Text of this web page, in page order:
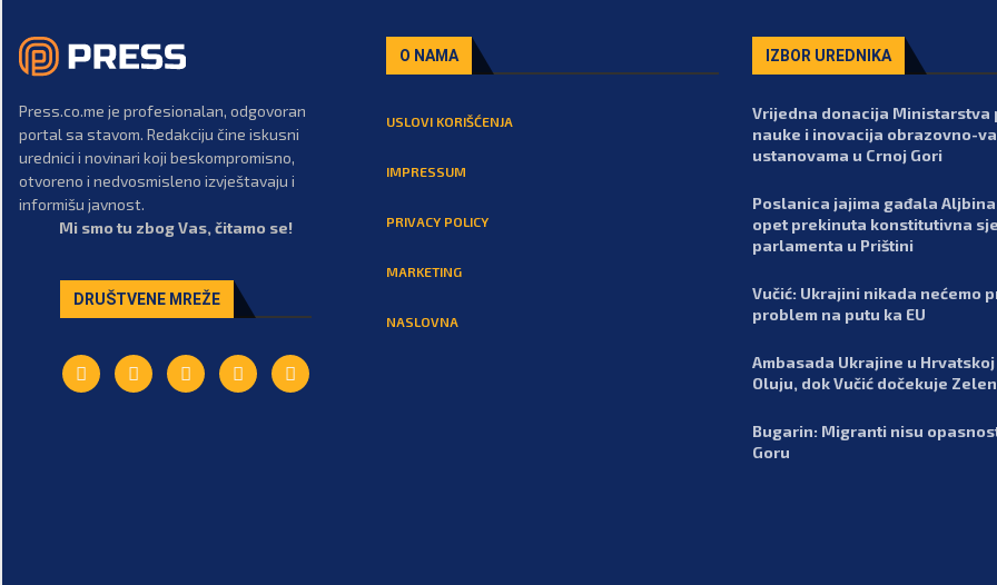
Press.co.me je profesionalan, odgovoran
portal sa stavom. Redakciju čine iskusni
urednici i novinari koji beskompromisno,
otvoreno i nedvosmisleno izvještavaju i
informišu javnost.
Mi smo tu zbog Vas, čitamo se!
DRUŠTVENE MREŽE
O NAMA
USLOVI KORIŠĆENJA
IMPRESSUM
PRIVACY POLICY
MARKETING
NASLOVNA
IZBOR UREDNIKA
Vrijedna donacija Ministarstva
nauke i inovacija obrazovno-
ustanovama u Crnoj Gori
Poslanica jajima gađala
opet prekinuta konstitutivna
parlamenta u Prištini
Vučić: Ukrajini nikada nećemo
problem na putu ka EU
Ambasada Ukrajine u
Oluju, dok Vučić dočekuje
Bugarin: Migranti nisu
Goru